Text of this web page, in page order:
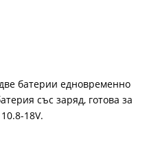
батерии едновременно
със заряд, готова за
18V.